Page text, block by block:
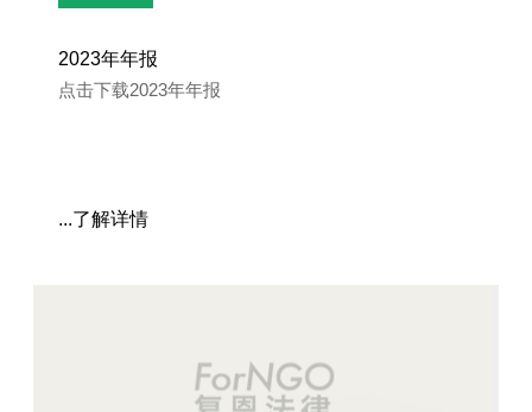
2023年年报
点击下载2023年年报
...了解详情